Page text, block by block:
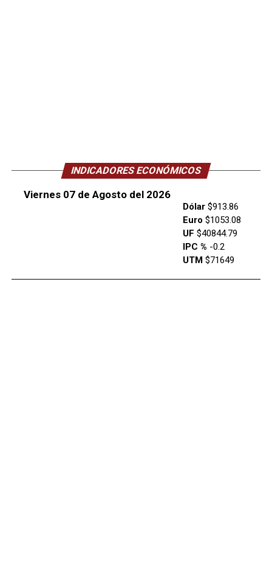
INDICADORES ECONÓMICOS
Viernes 07 de Agosto del 2026
Dólar$913.86
Euro $1053.08
UF $40844.79
IPC % -0.2
UTM$71649